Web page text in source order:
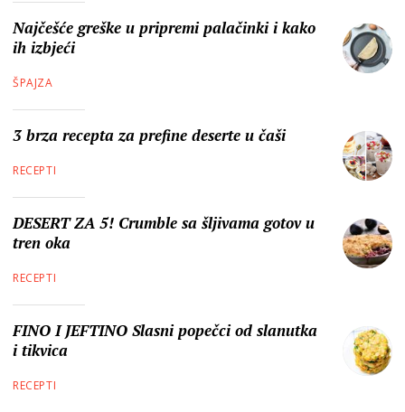
Najčešće greške u pripremi palačinki i kako
ih izbjeći
ŠPAJZA
3 brza recepta za prefine deserte u čaši
RECEPTI
DESERT ZA 5! Crumble sa šljivama gotov u
tren oka
RECEPTI
FINO I JEFTINO Slasni popečci od slanutka
i tikvica
RECEPTI